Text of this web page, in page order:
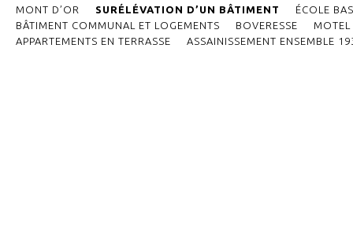
MONT D’OR
SURÉLÉVATION D’UN BÂTIMENT
ÉCOLE
BÂTIMENT COMMUNAL ET LOGEMENTS
BOVERESSE
MOTEL
APPARTEMENTS EN TERRASSE
ASSAINISSEMENT ENSEMBLE